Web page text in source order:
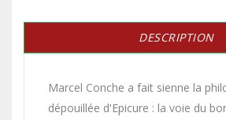
DESCRIPTION
Marcel Conche a fait sienne la
dépouillée d'Epicure : la voie du